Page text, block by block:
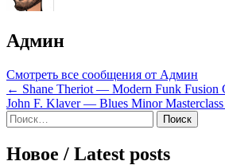
Админ
Смотреть все сообщения от Админ
Навигация
по
записям
← Shane Theriot — Modern Funk Fusion
John F. Klaver — Blues Minor
Sidebar
Найти:
Новое / Latest posts